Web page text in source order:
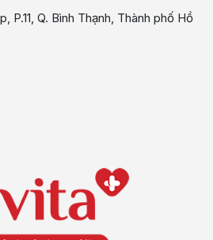
P.11, Q. Bình Thạnh, Thành phố Hồ